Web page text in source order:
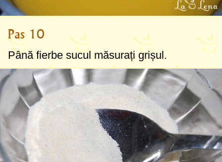
Pas 10
Până fierbe sucul măsurați grișul.